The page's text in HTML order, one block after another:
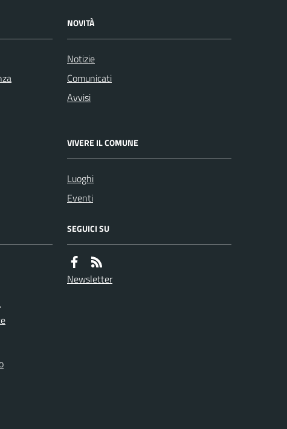
NOVITÀ
Notizie
Comunicati
Avvisi
VIVERE IL COMUNE
Luoghi
Eventi
SEGUICI SU
Newsletter